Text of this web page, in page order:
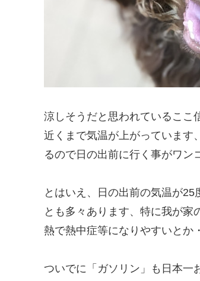
涼しそうだと思われているここ
近くまで気温が上がっています
るので日の出前に行く事がワン
とはいえ、日の出前の気温が
とも多々あります、特に我が
熱で熱中症等になりやすいとか
ついでに「ガソリン」も日本一